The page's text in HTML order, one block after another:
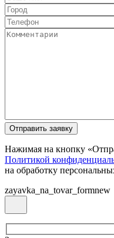
Нажимая на кнопку
Политикой
на обработку
zayavka_na_tovar_formnew